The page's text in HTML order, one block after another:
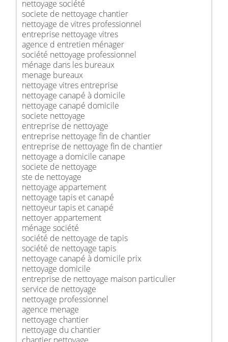
nettoyage société
societe de nettoyage chantier
nettoyage de vitres professionnel
entreprise nettoyage vitres
agence d entretien ménager
société nettoyage professionnel
ménage dans les bureaux
menage bureaux
nettoyage vitres entreprise
nettoyage canapé à domicile
nettoyage canapé domicile
societe nettoyage
entreprise de nettoyage
entreprise nettoyage fin de chantier
entreprise de nettoyage fin de chantier
nettoyage a domicile canape
societe de nettoyage
ste de nettoyage
nettoyage appartement
nettoyage tapis et canapé
nettoyeur tapis et canapé
nettoyer appartement
ménage société
société de nettoyage de tapis
société de nettoyage tapis
nettoyage canapé à domicile prix
nettoyage domicile
entreprise de nettoyage maison particulier
service de nettoyage
nettoyage professionnel
agence menage
nettoyage chantier
nettoyage du chantier
chantier nettoyage